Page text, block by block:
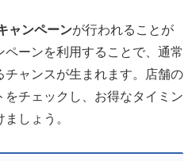
ャンペーンが行われることが
ーンを利用することで、通常
チャンスが生まれます。店舗の
チェックし、お得なタイミン
しょう。